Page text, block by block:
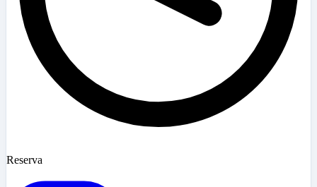
Reserva